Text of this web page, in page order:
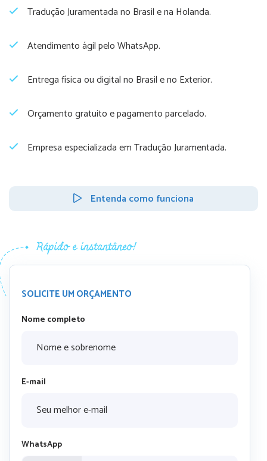
Tradução Juramentada no Brasil e na Holanda.
Atendimento ágil pelo WhatsApp.
Entrega física ou digital no Brasil e no Exterior.
Orçamento gratuito e pagamento parcelado.
Empresa especializada em Tradução Juramentada.
Entenda como funciona
SOLICITE UM ORÇAMENTO
Nome completo
E-mail
WhatsApp